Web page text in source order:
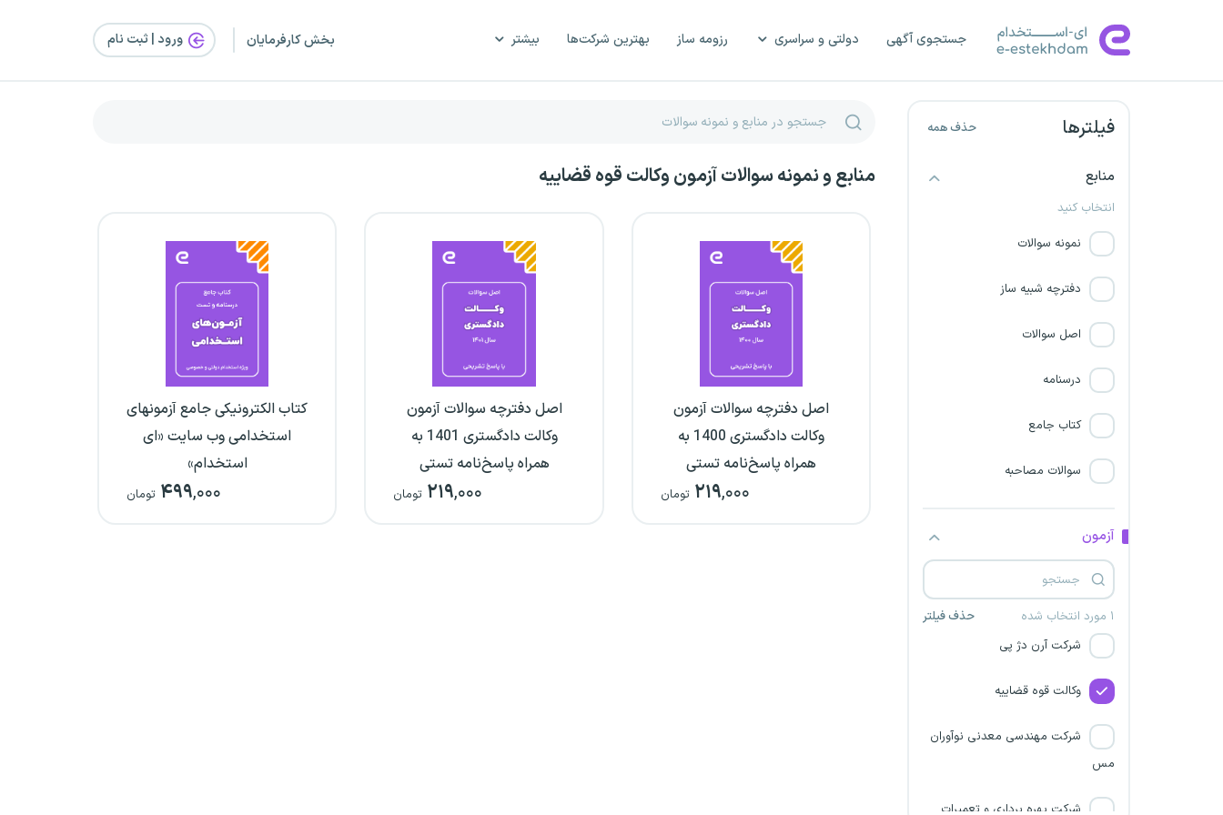
جستجوی آگهی دولتی و سراسری رزومه ساز بهترین شرکت‌ها بیشتر بخش کارفرمایان ورود | ثبت‌ نام
فیلترها حذف همه
منابع
انتخاب کنید
نمونه سوالات
دفترچه شبیه ساز
اصل سوالات
درسنامه
کتاب جامع
سوالات مصاحبه
آزمون
۱ مورد انتخاب شده حذف فیلتر
معادن خاورمیانه
شرکت پارس فانل
رایان
ارتش جمهوری اسلامی ایران
شرکت پاریز پیشرو صنعت
شرکت گهرروش سیرجان
نیروی دریایی ارتش
شرکت آرن دژ پی
وکالت قوه قضاییه
شرکت مهندسی معدنی نوآوران
مس
شرکت بهره برداری و تعمیرات
منابع و نمونه سوالات آزمون وکالت قوه قضاییه
اصل دفترچه سوالات آزمون
وکالت دادگستری 1400 به
همراه پاسخ‌نامه تستی
۲۱۹,۰۰۰ تومان
اصل دفترچه سوالات آزمون
وکالت دادگستری 1401 به
همراه پاسخ‌نامه تستی
۲۱۹,۰۰۰ تومان
کتاب الکترونیکی جامع آزمونهای
استخدامی وب سایت «ای
استخدام»
۴۹۹,۰۰۰ تومان